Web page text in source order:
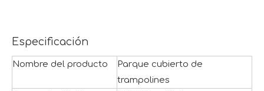
Especificación
Nombre del producto
Parque cubierto de
trampolines